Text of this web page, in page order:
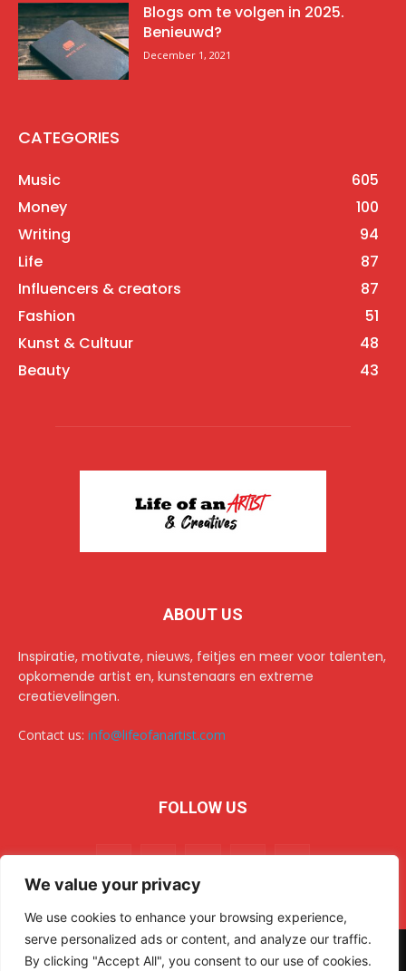
We value your privacy
We use cookies to enhance your browsing experience,
serve personalized ads or content, and analyze our traffic.
By clicking "Accept All", you consent to our use of cookies.
Blogs om te volgen in 2025.
Benieuwd?
December 1, 2021
CATEGORIES
Music
605
Money
100
Writing
94
Life
87
Influencers & creators
87
Fashion
51
Kunst & Cultuur
48
Beauty
43
ABOUT US
Inspiratie, motivate, nieuws, feitjes en meer voor talenten,
opkomende artist en, kunstenaars en extreme
creatievelingen.
Contact us: info@lifeofanartist.com
FOLLOW US
© 2024 Life of an Artist. All rights reserved.